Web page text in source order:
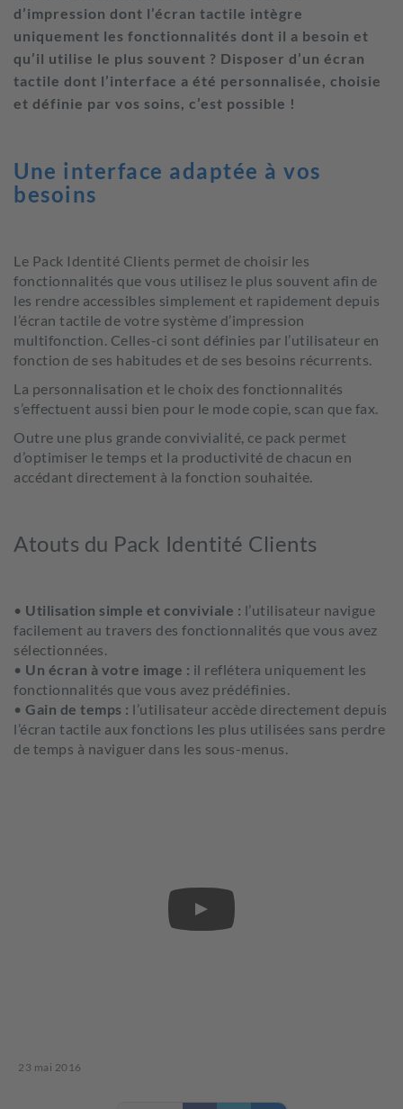
d’impression dont l’écran tactile intègre
uniquement les fonctionnalités dont il a besoin et
qu’il utilise le plus souvent ? Disposer d’un écran
tactile dont l’interface a été personnalisée, choisie
et définie par vos soins, c’est possible !
Une interface adaptée à vos
besoins
Le Pack Identité Clients permet de choisir les
fonctionnalités que vous utilisez le plus souvent afin de
les rendre accessibles simplement et rapidement depuis
l’écran tactile de votre système d’impression
multifonction. Celles-ci sont définies par l’utilisateur en
fonction de ses habitudes et de ses besoins récurrents.
La personnalisation et le choix des fonctionnalités
s’effectuent aussi bien pour le mode copie, scan que fax.
Outre une plus grande convivialité, ce pack permet
d’optimiser le temps et la productivité de chacun en
accédant directement à la fonction souhaitée.
Atouts du Pack Identité Clients
• Utilisation simple et conviviale : l’utilisateur navigue
facilement au travers des fonctionnalités que vous avez
sélectionnées.
• Un écran à votre image : il reflétera uniquement les
fonctionnalités que vous avez prédéfinies.
• Gain de temps : l’utilisateur accède directement depuis
l’écran tactile aux fonctions les plus utilisées sans perdre
de temps à naviguer dans les sous-menus.
23 mai 2016